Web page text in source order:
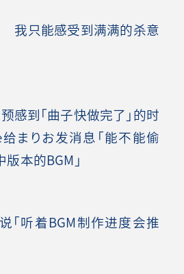
我只能感受到满满的杀意
感到「曲子快做完了」的时
まりお发消息「能不能偷
本的BGM」
「听着BGM制作进度会推